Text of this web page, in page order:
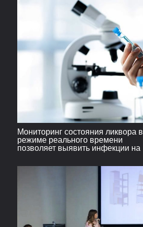
Мониторинг состояния ликвора в
режиме реального времени
позволяет выявить инфекции на